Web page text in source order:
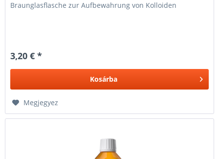
Braunglasflasche zur Aufbewahrung von Kolloiden
3,20 € *
Kosárba
Megjegyez